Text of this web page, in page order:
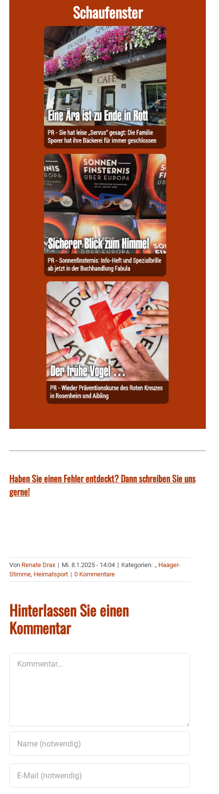
Schaufenster
Haben Sie einen Fehler entdeckt? Dann schreiben Sie uns
gerne!
Von Renate Drax | Mi. 8.1.2025 - 14:04 | Kategorien: ., Haager-
Stimme, Heimatsport | 0 Kommentare
Hinterlassen Sie einen
Kommentar